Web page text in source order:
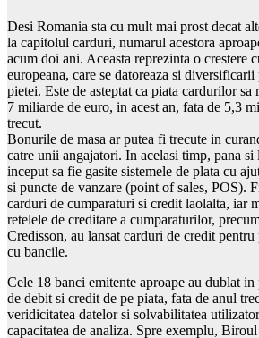
Desi Romania sta cu mult mai prost decat
la capitolul carduri, numarul acestora
acum doi ani. Aceasta reprezinta o crestere
europeana, care se datoreaza si
pietei. Este de asteptat ca piata cardurilor
7 miliarde de euro, in acest an, fata de 5,3
trecut.
Bonurile de masa ar putea fi trecute in
catre unii angajatori. In acelasi timp, pana si
inceput sa fie gasite sistemele de plata cu
si puncte de vanzare (point of sales, POS).
carduri de cumparaturi si credit laolalta, iar
retelele de creditare a cumparaturilor,
Credisson, au lansat carduri de credit
cu bancile.
Cele 18 banci emitente aproape au dublat
de debit si credit de pe piata, fata de anul
veridicitatea datelor si solvabilitatea
capacitatea de analiza. Spre exemplu,